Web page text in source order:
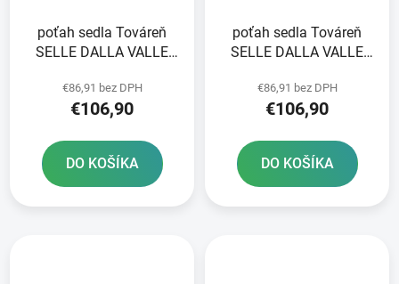
poťah sedla Továreň
SELLE DALLA VALLE
€86,91 bez DPH
€106,90
DO KOŠÍKA
poťah sedla Továreň
SELLE DALLA VALLE
€86,91 bez DPH
€106,90
DO KOŠÍKA